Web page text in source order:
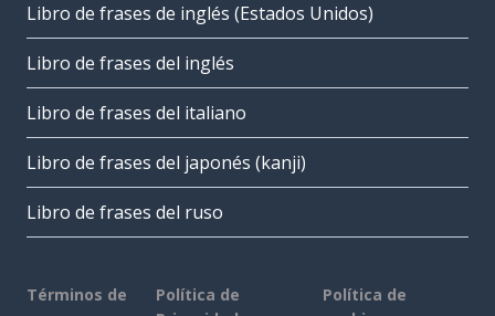
Libro de frases de inglés (Estados Unidos)
Libro de frases del inglés
Libro de frases del italiano
Libro de frases del japonés (kanji)
Libro de frases del ruso
Términos de
Política de
Política de